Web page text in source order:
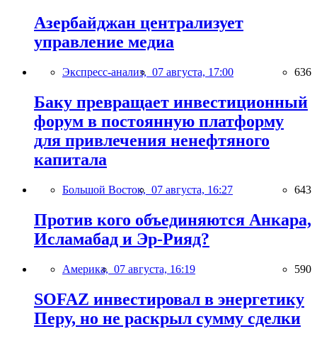
Азербайджан централизует
управление медиа
Экспресс-анализ, 07 августа, 17:00 636
Баку превращает инвестиционный
форум в постоянную платформу
для привлечения ненефтяного
капитала
Большой Восток, 07 августа, 16:27 643
Против кого объединяются Анкара,
Исламабад и Эр-Рияд?
Америка, 07 августа, 16:19 590
SOFAZ инвестировал в энергетику
Перу, но не раскрыл сумму сделки